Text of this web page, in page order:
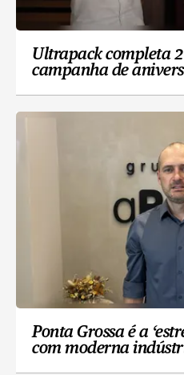
Ultrapack completa
campanha de
Ponta Grossa é a
com moderna